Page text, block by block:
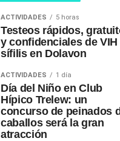
ACTIVIDADES 5 horas
Testeos rápidos,
y confidenciales de VIH
sífilis en Dolavon
ACTIVIDADES 1 día
Día del Niño en Club
Hípico Trelew: un
concurso de peinados
caballos será la gran
atracción